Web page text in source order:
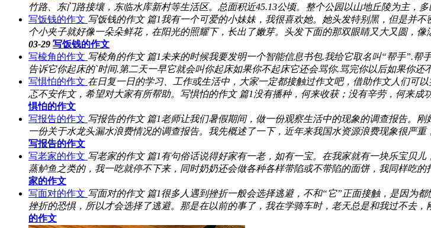
竹路、东门路接壤，东临水库新村等生活区。总面积近45.13公顷。整个公园以山地丘陵为主，
写饭钱的作文 写饭钱的作文 篇1我有一个可爱的小妹妹，我很喜欢她。她头发特别黑，但是并
个小夹子就好像一朵朵鲜花，在阳光的照耀下，长出了嫩芽。头发下面的那双眼睛又大又圆，
03-29 写饭钱的作文
写棱角的作文 写棱角的作文 篇1未来的时候我要发明一个智能信息书包.我给它取名叫“帮手”.
告诉它你起床的`时间.第二天一早它就会叫你起床如果你不起床它还会骂你.骂完你以后如果你
写惧怕的作文 在日复一日的学习、工作或生活中，大家一定都接触过作文吧，借助作文人们可
忑不安作文，希望对大家有所帮助。写惧怕的作文 篇1没有播种，何来收获；没有辛劳，何来
惧怕的作文
写报告的作文 写报告的作文 篇1老师让我们暑假期间，做一份观察生活中的现象的调查报告。
一份关于水龙头漏水浪费情况的调查报告。我先概述了一下，近年来我国水资源浪费现象很严
写报告的作文
写老家的作文 写老家的作文 篇1有句俗话说得好家有一老，如有一宝。在我家就有一块乐宝贝
蒸鲈鱼之类的，我一吃就停不下来，同时奶奶还会做各种各样带陷或不带陷的面饼，我同样吃
家的作文
写面对的作文 写面对的作文 篇1很多人遇到挫折一般会选择逃避，不和“它”正面接触，是因为
挫折的恐惧，所以才会选择了逃避。那是在以前的事了，我在学骑车时，老天总是和我过不去
的作文